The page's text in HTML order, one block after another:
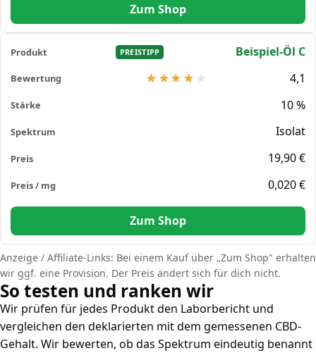
Zum Shop
PREISTIPP
Beispiel-Öl C
4,1
10 %
Isolat
19,90 €
0,020 €
Zum Shop
Anzeige / Affiliate-Links: Bei einem Kauf über „Zum Shop" erhalten
wir ggf. eine Provision. Der Preis ändert sich für dich nicht.
So testen und ranken wir
Wir prüfen für jedes Produkt den Laborbericht und
vergleichen den deklarierten mit dem gemessenen CBD-
Gehalt. Wir bewerten, ob das Spektrum eindeutig benannt